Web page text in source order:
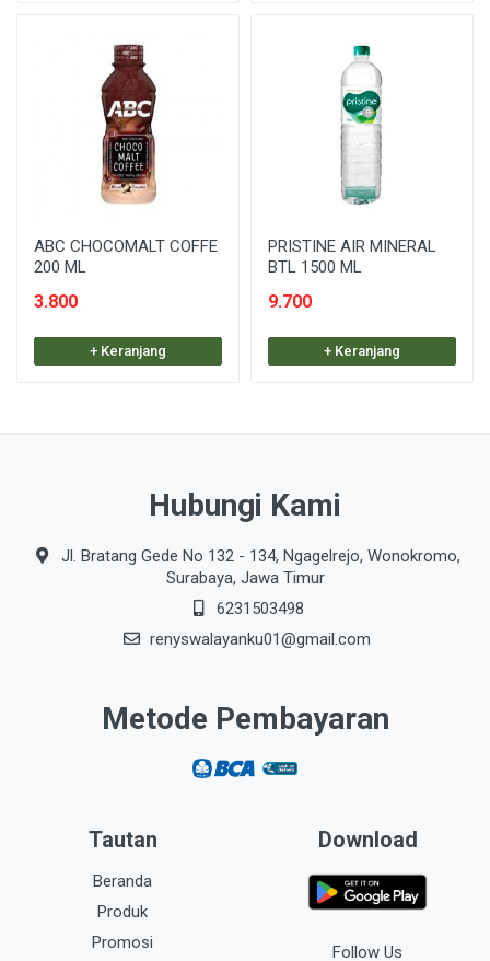
ABC CHOCOMALT COFFE
200 ML
3.800
+ Keranjang
PRISTINE AIR MINERAL
BTL 1500 ML
9.700
+ Keranjang
Hubungi Kami
Jl. Bratang Gede No 132 - 134, Ngagelrejo, Wonokromo,
Surabaya, Jawa Timur
6231503498
renyswalayanku01@gmail.com
Metode Pembayaran
Tautan
Beranda
Produk
Promosi
Download
Follow Us